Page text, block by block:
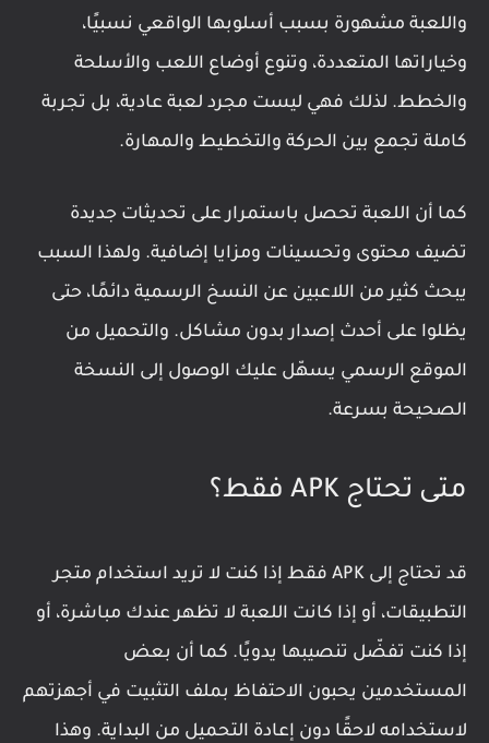
واللعبة مشهورة بسبب أسلوبها الواقعي نسبيًا،
وخياراتها المتعددة، وتنوع أوضاع اللعب والأسلحة
والخطط. لذلك فهي ليست مجرد لعبة عادية، بل تجربة
كاملة تجمع بين الحركة والتخطيط والمهارة.
كما أن اللعبة تحصل باستمرار على تحديثات جديدة
تضيف محتوى وتحسينات ومزايا إضافية. ولهذا السبب
يبحث كثير من اللاعبين عن النسخ الرسمية دائمًا، حتى
يظلوا على أحدث إصدار بدون مشاكل. والتحميل من
الموقع الرسمي يسهّل عليك الوصول إلى النسخة
الصحيحة بسرعة.
متى تحتاج APK فقط؟
قد تحتاج إلى APK فقط إذا كنت لا تريد استخدام متجر
التطبيقات، أو إذا كانت اللعبة لا تظهر عندك مباشرة، أو
إذا كنت تفضّل تنصيبها يدويًا. كما أن بعض
المستخدمين يحبون الاحتفاظ بملف التثبيت في أجهزتهم
لاستخدامه لاحقًا دون إعادة التحميل من البداية. وهذا